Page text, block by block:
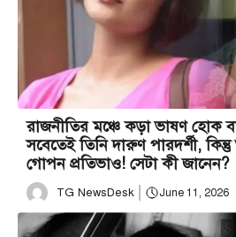
রাজনীতির মঞ্চে কড়া ভাষণ হোক
সবেতেই তিনি দারুণ পারদর্শী,
গোপন প্রতিভাও! সেটা কী জানেন?
TG NewsDesk June 11, 2026